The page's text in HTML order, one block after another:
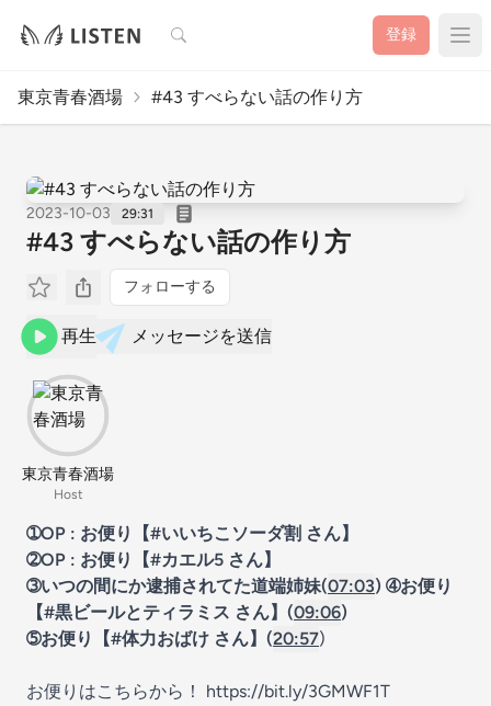
検索 登録
東京青春酒場 #43 すべらない話の作り方
2023-10-03 29:31
#43 すべらない話の作り方
フォローする
再生 メッセージを送信
東京青春酒場
Host
➀OP : お便り【#いいちこソーダ割 さん】
➁OP : お便り【#カエル5 さん】
➂いつの間にか逮捕されてた道端姉妹(07:03) ➃お便り
【#黒ビールとティラミス さん】(09:06)
➄お便り【#体力おばけ さん】(20:57)
お便りはこちらから！ https://bit.ly/3GMWF1T